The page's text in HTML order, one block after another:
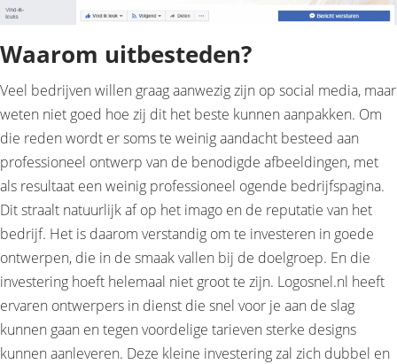
Waarom uitbesteden?
Veel bedrijven willen graag aanwezig zijn op social media, maar
weten niet goed hoe zij dit het beste kunnen aanpakken. Om
die reden wordt er soms te weinig aandacht besteed aan
professioneel ontwerp van de benodigde afbeeldingen, met
als resultaat een weinig professioneel ogende bedrijfspagina.
Dit straalt natuurlijk af op het imago en de reputatie van het
bedrijf. Het is daarom verstandig om te investeren in goede
ontwerpen, die in de smaak vallen bij de doelgroep. En die
investering hoeft helemaal niet groot te zijn. Logosnel.nl heeft
ervaren ontwerpers in dienst die snel voor je aan de slag
kunnen gaan en tegen voordelige tarieven sterke designs
kunnen aanleveren. Deze kleine investering zal zich dubbel en